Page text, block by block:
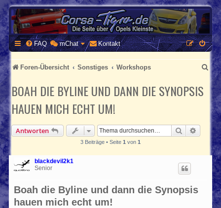
CORSA-TIGRA.DE
Homepage und Forum rund um Opel Corsa und Tigra
FAQ mChat Kontakt
Foren-Übersicht Sonstiges Workshops
S
u
h
BOAH DIE BYLINE UND DANN DIE SYNOPSIS
HAUEN MICH ECHT UM!
Antworten Suche
3 Beiträge • Seite 1 von 1
blackdevil2k1
Senior
Boah die Byline und dann die Synopsis
hauen mich echt um!